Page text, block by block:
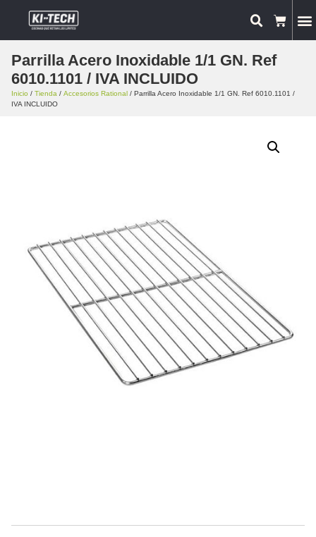
Parrilla Acero Inoxidable 1/1 GN. Ref
6010.1101 / IVA INCLUIDO
Inicio / Tienda / Accesorios Rational / Parrilla Acero Inoxidable 1/1 GN. Ref 6010.1101 /
IVA INCLUIDO